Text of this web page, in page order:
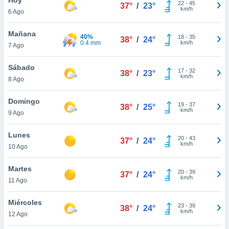
y
en
más
de
6 Ago
37° / 23° 22- 45
km/h
Mañana
7 Ago
40%
0.4 mm
38° / 24° 18- 35
km/h
Sábado
8 Ago
38° / 23° 17- 32
km/h
Domingo
9 Ago
38° / 25° 19- 37
km/h
Lunes
10 Ago
37° / 24° 20- 43
km/h
Martes
11 Ago
37° / 24° 20- 39
km/h
Miércoles
12 Ago
38° / 24° 23- 39
km/h